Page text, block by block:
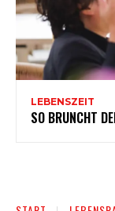
LEBENSZEIT
SO BRUNCHT